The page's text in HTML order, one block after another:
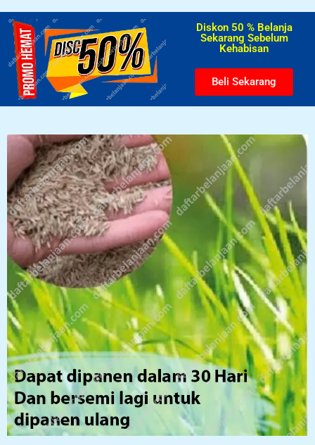
Diskon 50 % Belanja
Sekarang Sebelum
Kehabisan​
Beli Sekarang